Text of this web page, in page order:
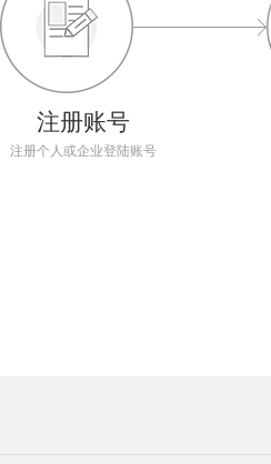
注册账号
注册个人或企业登陆账号